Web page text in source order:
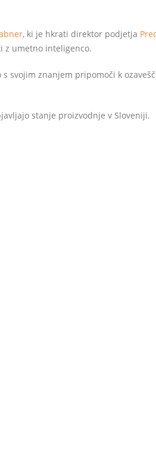
, ki je hkrati direktor podjetja
z umetno inteligenco.
svojim znanjem pripomoči k
stanje proizvodnje v Sloveniji.